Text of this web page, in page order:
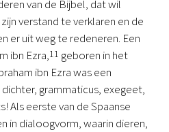
van de Bijbel, dat wil
verstand te verklaren en de
er uit weg te redeneren. Een
ibn Ezra,11 geboren in het
ibn Ezra was een
grammaticus, exegeet,
Als eerste van de Spaanse
in dialoogvorm, waarin dieren,